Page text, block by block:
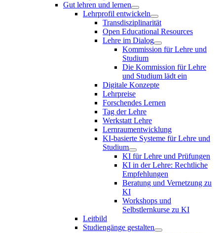
Gut lehren und lernen
Lehrprofil entwickeln
Transdisziplinarität
Open Educational Resources
Lehre im Dialog
Kommission für Lehre und
Studium
Die Kommission für Lehre
und Studium lädt ein
Digitale Konzepte
Lehrpreise
Forschendes Lernen
Tag der Lehre
Werkstatt Lehre
Lernraumentwicklung
KI-basierte Systeme für Lehre und
Studium
KI für Lehre und Prüfungen
KI in der Lehre: Rechtliche
Empfehlungen
Beratung und Vernetzung zu
KI
Workshops und
Selbstlernkurse zu KI
Leitbild
Studiengänge gestalten